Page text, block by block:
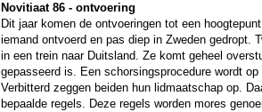
Novitiaat 86 - ontvoering
Dit jaar komen de ontvoeringen tot een
iemand ontvoerd en pas diep in Zweden gedropt.
in een trein naar Duitsland. Ze komt geheel
gepasseerd is. Een schorsingsprocedure wordt
Verbitterd zeggen beiden hun lidmaatschap op.
bepaalde regels. Deze regels worden mores